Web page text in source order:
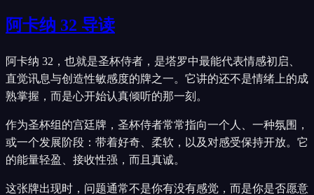
阿卡纳 32 导读
阿卡纳 32，也就是圣杯侍者，是塔罗中最能代表情感初启、
直觉讯息与创造性敏感度的牌之一。它讲的还不是情绪上的成
熟掌握，而是心开始认真倾听的那一刻。
作为圣杯组的宫廷牌，圣杯侍者常常指向一个人、一种氛围，
或一个发展阶段：带着好奇、柔软，以及对感受保持开放。它
的能量轻盈、接收性强，而且真诚。
这张牌出现时，问题通常不是你有没有感觉，而是你是否愿意